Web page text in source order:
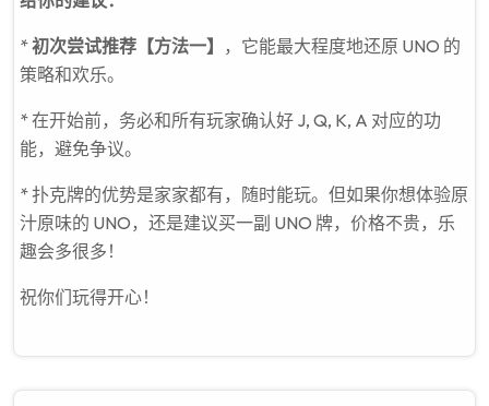
*初次尝试推荐【方法一】
，它能最大程度地还原 UNO 的
策略和欢乐。
* 在开始前，务必和所有玩家确认好 J, Q, K, A 对应的功
能，避免争议。
* 扑克牌的优势是家家都有，随时能玩。但如果你想体验原
汁原味的 UNO，还是建议买一副 UNO 牌，价格不贵，乐
趣会多很多！
祝你们玩得开心！